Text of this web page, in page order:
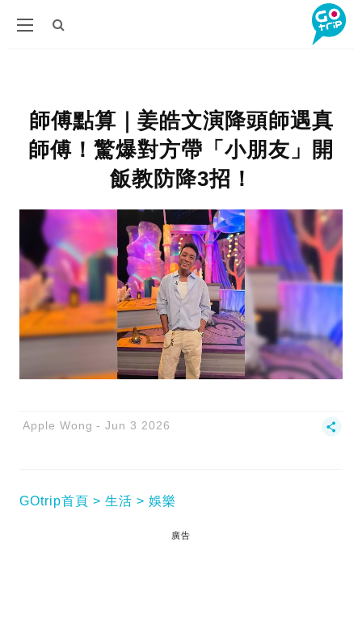
師傅點算｜姜皓文演降頭師遇真
師傅！驚爆對方帶「小朋友」開
飯教防降3招！
Apple Wong Jun 3 2026
GOtrip首頁 生活 娛樂
廣告